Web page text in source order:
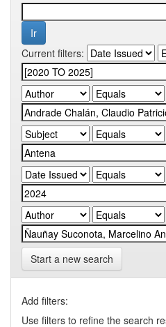
Current filters:
Start a new search
Add filters:
Use filters to refine the search